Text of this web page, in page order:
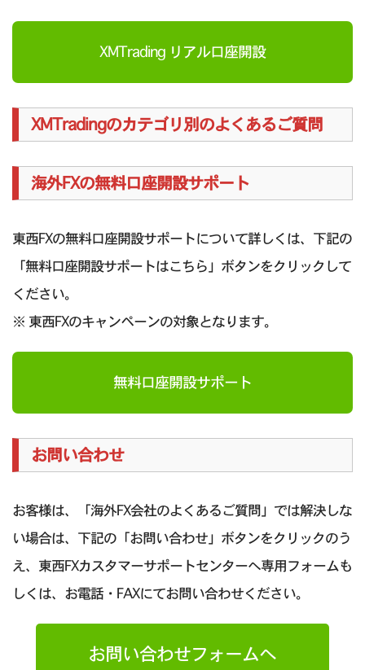
XMTrading リアル口座開設
XMTradingのカテゴリ別のよくあるご質問
海外FXの無料口座開設サポート
東西FXの無料口座開設サポートについて詳しくは、下記の
「無料口座開設サポートはこちら」ボタンをクリックして
ください。
※ 東西FXのキャンペーンの対象となります。
無料口座開設サポート
お問い合わせ
お客様は、「海外FX会社のよくあるご質問」では解決しな
い場合は、下記の「お問い合わせ」ボタンをクリックのう
え、東西FXカスタマーサポートセンターへ専用フォームも
しくは、お電話・FAXにてお問い合わせください。
お問い合わせフォームへ